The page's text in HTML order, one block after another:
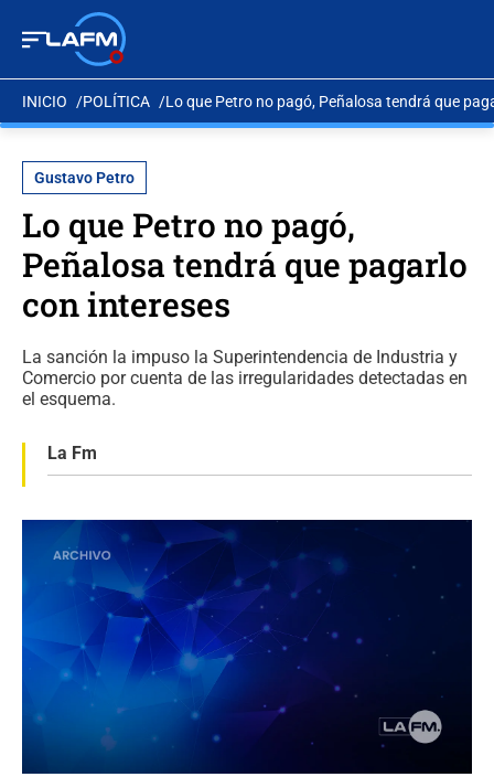
INICIO POLÍTICA Lo que Petro no pagó, Peñalosa tendrá que
Gustavo Petro
Lo que Petro no pagó,
Peñalosa tendrá que pagarlo
con intereses
La sanción la impuso la Superintendencia de Industria y
Comercio por cuenta de las irregularidades detectadas en
el esquema.
La Fm